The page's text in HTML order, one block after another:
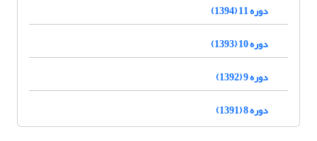
دوره 11 (1394)
دوره 10 (1393)
دوره 9 (1392)
دوره 8 (1391)